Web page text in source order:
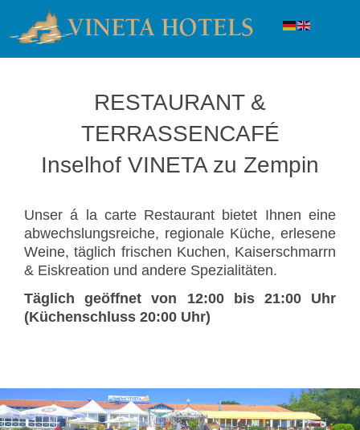
RESTAURANT &
TERRASSENCAFÉ
Inselhof VINETA zu Zempin
Unser á la carte Restaurant bietet Ihnen eine
abwechslungsreiche, regionale Küche, erlesene
Weine, täglich frischen Kuchen, Kaiserschmarrn
& Eiskreation und andere Spezialitäten.
Täglich geöffnet von 12:00 bis 21:00 Uhr
(Küchenschluss 20:00 Uhr)